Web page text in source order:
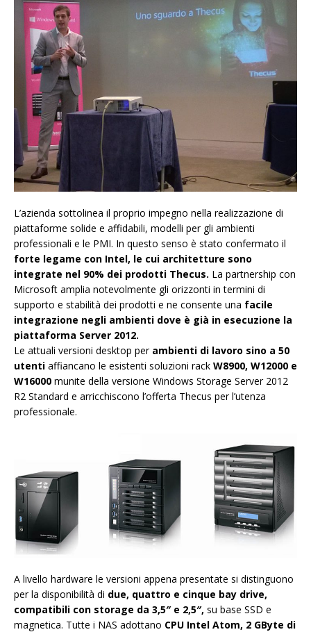
L’azienda sottolinea il proprio impegno nella realizzazione di
piattaforme solide e affidabili, modelli per gli ambienti
professionali e le PMI. In questo senso è stato confermato il
forte legame con Intel, le cui architetture sono
integrate nel 90% dei prodotti Thecus. La partnership con
Microsoft amplia notevolmente gli orizzonti in termini di
supporto e stabilità dei prodotti e ne consente una facile
integrazione negli ambienti dove è già in esecuzione la
piattaforma Server 2012.
Le attuali versioni desktop per ambienti di lavoro sino a 50
utenti affiancano le esistenti soluzioni rack W8900, W12000 e
W16000 munite della versione Windows Storage Server 2012
R2 Standard e arricchiscono l’offerta Thecus per l’utenza
professionale.
A livello hardware le versioni appena presentate si distinguono
per la disponibilità di due, quattro e cinque bay drive,
compatibili con storage da 3,5″ e 2,5″, su base SSD e
magnetica. Tutte i NAS adottano CPU Intel Atom, 2 GByte di